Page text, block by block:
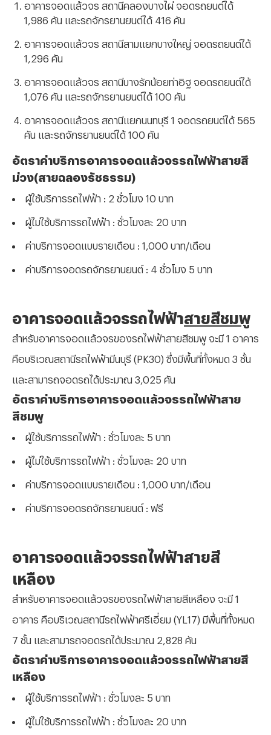
อาคารจอดแล้วจร สถานีคลองบางไผ่ จอดรถยนต์ได้
1 ,986 คัน และรถจักรยานยนต์ได้ 416 คัน
อาคารจอดแล้วจร สถานีสามแยกบางใหญ่ จอดรถยนต์ได้
1
,296 คัน
อาคารจอดแล้วจร สถานีบางรักน้อยท่าอิฐ จอดรถยนต์ได้
1 ,076 คัน และรถจักรยานยนต์ได้ 100 คัน
อาคารจอดแล้วจร สถานีแยกนนทบุรี 1 จอดรถยนต์ได้ 565
คัน และรถจักรยานยนต์ได้ 100 คัน
อัตราค่าบริการอาคารจอดแล้วจรรถไฟฟ้าสายสี
ม่วง(สายฉลองรัชธรรม)
ผู้ใช้บริการรถไฟฟ้า : 2 ชั่วโมง 10 บาท
ผู้ไม่ใช้บริการรถไฟฟ้า : ชั่วโมงละ 20 บาท
ค่าบริการจอดแบบรายเดือน : 1,000 บาท/เดือน
ค่าบริการจอดรถจักรยานยนต์ : 4 ชั่วโมง 5 บาท
อาคารจอดแล้วจรรถไฟฟ้าสายสีชมพู
สำหรับอาคารจอดแล้วจรของรถไฟฟ้าสายสีชมพู จะมี 1 อาคาร
คือบริเวณสถานีรถไฟฟ้ามีนบุรี (PK30) ซึ่งมีพื้นที่ทั้งหมด 3 ชั้น
และสามารถจอดรถได้ประมาณ 3,025 คัน
อัตราค่าบริการอาคารจอดแล้วจรรถไฟฟ้าสาย
สีชมพู
ผู้ใช้บริการรถไฟฟ้า : ชั่วโมงละ 5 บาท
ผู้ไม่ใช้บริการรถไฟฟ้า : ชั่วโมงละ 20 บาท
ค่าบริการจอดแบบรายเดือน : 1,000 บาท/เดือน
ค่าบริการจอดรถจักรยานยนต์ : ฟรี
อาคารจอดแล้วจรรถไฟฟ้าสายสี
เหลือง
สำหรับอาคารจอดแล้วจรของรถไฟฟ้าสายสีเหลือง จะมี 1
อาคาร คือบริเวณสถานีรถไฟฟ้าศรีเอี่ยม (YL17) มีพื้นที่ทั้งหมด
7 ชั้น และสามารถจอดรถได้ประมาณ 2,828 คัน
อัตราค่าบริการอาคารจอดแล้วจรรถไฟฟ้าสายสี
เหลือง
ผู้ใช้บริการรถไฟฟ้า : ชั่วโมงละ 5 บาท
ผู้ไม่ใช้บริการรถไฟฟ้า : ชั่วโมงละ 20 บาท